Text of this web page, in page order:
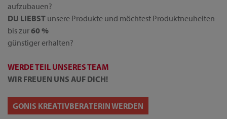
aufzubauen?
DU LIEBST unsere Produkte und möchtest Produktneuheiten
bis zur60 %
günstiger erhalten?
WERDE TEIL UNSERES TEAM
WIR FREUEN UNS AUF DICH!
GONIS KREATIVBERATERIN WERDEN